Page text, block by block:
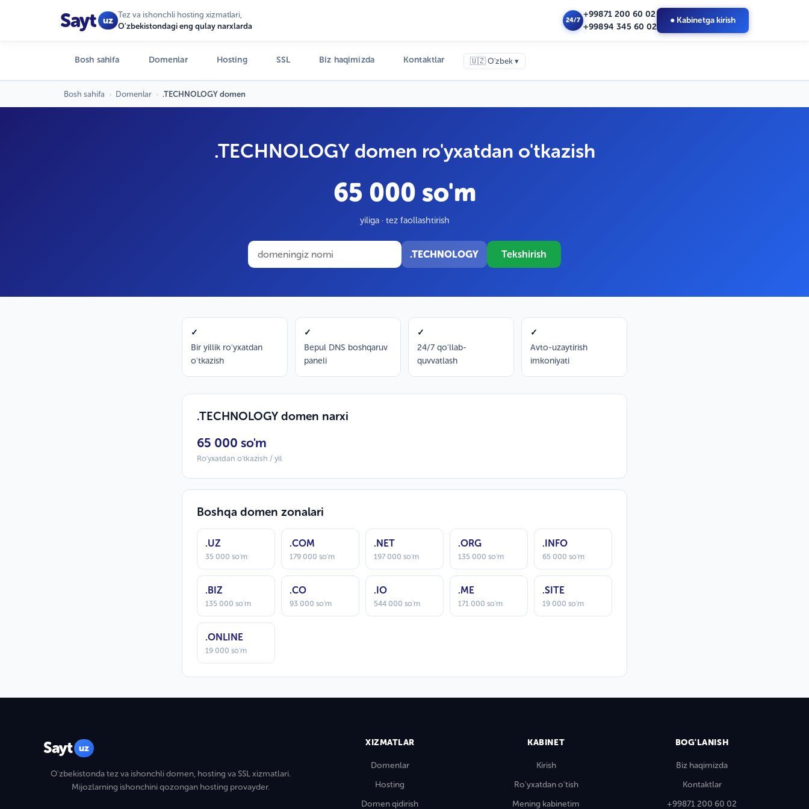
Sayt uz
Tez va ishonchli hosting xizmatlari,
O'zbekistondagi eng qulay narxlarda
24/7
+99871 200 60 02
+99894 345 60 02
● Kabinetga kirish
Bosh sahifa Domenlar Hosting SSL Biz haqimizda Kontaktlar 🇺🇿 O'zbek ▾
Bosh sahifa › Domenlar › .TECHNOLOGY domen
.TECHNOLOGY domen ro'yxatdan o'tkazish
65 000 so'm
yiliga · tez faollashtirish
.TECHNOLOGY Tekshirish
✓
Bir yillik ro'yxatdan
o'tkazish
✓
Bepul DNS boshqaruv
paneli
✓
24/7 qo'llab-
quvvatlash
✓
Avto-uzaytirish
imkoniyati
.TECHNOLOGY domen narxi
65 000 so'm
Ro'yxatdan o'tkazish / yil
Boshqa domen zonalari
.UZ
35 000 so'm
.COM
179 000 so'm
.NET
197 000 so'm
.ORG
135 000 so'm
.INFO
65 000 so'm
.BIZ
135 000 so'm
.CO
93 000 so'm
.IO
544 000 so'm
.ME
171 000 so'm
.SITE
19 000 so'm
.ONLINE
19 000 so'm
Sayt uz
O'zbekistonda tez va ishonchli domen, hosting va SSL xizmatlari.
Mijozlarning ishonchini qozongan hosting provayder.
XIZMATLAR
Domenlar
Hosting
Domen qidirish
KABINET
Kirish
Ro'yxatdan o'tish
Mening kabinetim
BOG'LANISH
Biz haqimizda
Kontaktlar
+99871 200 60 02